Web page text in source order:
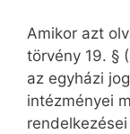
Amikor azt
törvény 19. §
az egyházi
intézményei